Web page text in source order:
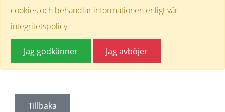
cookies och behandlar informationen enligt vår
integritetspolicy.
Jag godkänner Jag avböjer
Tillbaka